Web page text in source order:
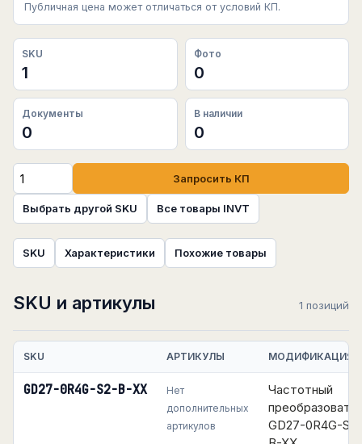
Публичная цена может отличаться от условий КП.
SKU
1
Фото
0
Документы
0
В наличии
0
Запросить КП
Выбрать другой SKU Все товары INVT
SKU Характеристики Похожие товары
SKU и артикулы 1 позиций
SKU АРТИКУЛЫ МОДИФИКАЦИЯ
GD27-0R4G-S2-B-XX
Нет
дополнительных
артикулов
Частотный
GD27-0R4G-S2-